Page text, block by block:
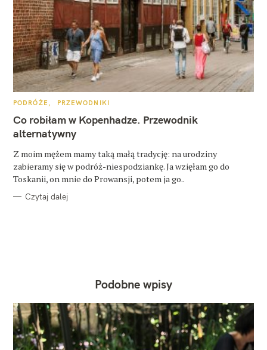
K
T
E
G
O
I
E
PODRÓŻE PRZEWODNIKI
Co robiłam w Kopenhadze. Przewodnik
alternatywny
Z moim mężem mamy taką małą tradycję: na urodziny
zabieramy się w podróż-niespodziankę. Ja wzięłam go do
Toskanii, on mnie do Prowansji, potem ja go..
Czytaj dalej
Podobne wpisy